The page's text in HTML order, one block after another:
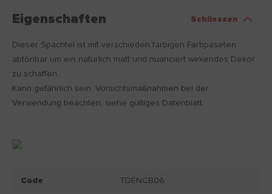
Eigenschaften Schliessen
Dieser Spachtel ist mit verschieden farbigen Farbpaseten
abtönbar um ein natürlich matt und nuanciert wirkendes Dekor
zu schaffen.
Kann gefährlich sein. Vorsichtsmaßnahmen bei der
Verwendung beachten, siehe gültiges Datenblatt.
Code TDENCB06